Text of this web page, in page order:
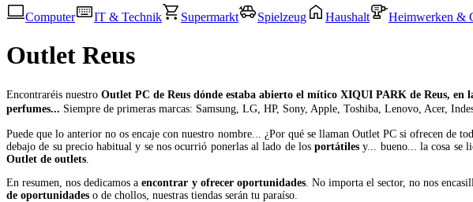
Computer
IT & Technik Supermarkt Spielzeug Haushalt Heimwerken &
Outlet Reus
Encontraréis nuestro Outlet PC de Reus dónde estaba abierto el mítico XIQUI PARK de Reus, en
perfumes... Siempre de primeras marcas: Samsung, LG, HP, Sony, Apple, Toshiba, Lenovo, Acer,
Puede que lo anterior no os encaje con nuestro nombre... ¿Por qué se llaman Outlet PC si ofrecen de
debajo de su precio habitual y se nos ocurrió ponerlas al lado de losportátiles y... bueno... la cosa se
Outlet de outlets
En resumen, nos dedicamos aencontrar y ofrecer oportunidades. No importa el sector, no nos
de oportunidades o de chollos, nuestras tiendas serán tu paraíso.